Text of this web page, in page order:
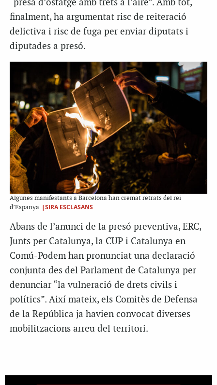
“presa d’ostatge amb trets a l’aire”. Amb tot,
finalment, ha argumentat risc de reiteració
delictiva i risc de fuga per enviar diputats i
diputades a presó.
Algunes manifestants a Barcelona han cremat retrats del rei
d’Espanya |SIRA ESCLASANS
Abans de l’anunci de la presó preventiva, ERC,
Junts per Catalunya, la CUP i Catalunya en
Comú-Podem han pronunciat una declaració
conjunta des del Parlament de Catalunya per
denunciar “la vulneració de drets civils i
polítics”. Així mateix, els Comitès de Defensa
de la República ja havien convocat diverses
mobilitzacions arreu del territori.